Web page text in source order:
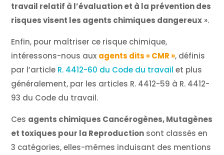
travail relatif à l’évaluation et à la prévention des
risques visent les agents chimiques dangereux ».
Enfin, pour maîtriser ce risque chimique,
intéressons-nous aux agents dits « CMR », définis
par l’article R. 4412-60 du Code du travail et plus
généralement, par les articles R. 4412-59 à R. 4412-
93 du Code du travail.
Ces agents chimiques Cancérogènes, Mutagènes
et toxiques pour la Reproduction sont classés en
3 catégories, elles-mêmes induisant des mentions